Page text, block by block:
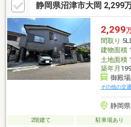
静岡県沼津市大岡 2,299
2,299
間取り
建物面積
土地面積
築年月
御殿
その他の交通
静岡
2階建て 駐車場あり